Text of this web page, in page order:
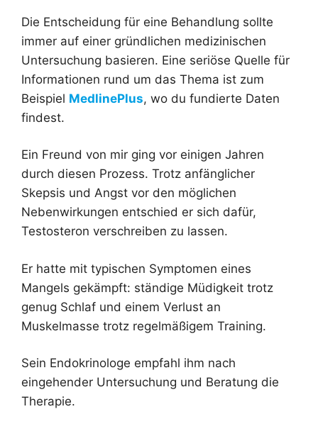
Die Entscheidung für eine Behandlung sollte
immer auf einer gründlichen medizinischen
Untersuchung basieren. Eine seriöse Quelle für
Informationen rund um das Thema ist zum
Beispiel MedlinePlus, wo du fundierte Daten
findest.
Ein Freund von mir ging vor einigen Jahren
durch diesen Prozess. Trotz anfänglicher
Skepsis und Angst vor den möglichen
Nebenwirkungen entschied er sich dafür,
Testosteron verschreiben zu lassen.
Er hatte mit typischen Symptomen eines
Mangels gekämpft: ständige Müdigkeit trotz
genug Schlaf und einem Verlust an
Muskelmasse trotz regelmäßigem Training.
Sein Endokrinologe empfahl ihm nach
eingehender Untersuchung und Beratung die
Therapie.